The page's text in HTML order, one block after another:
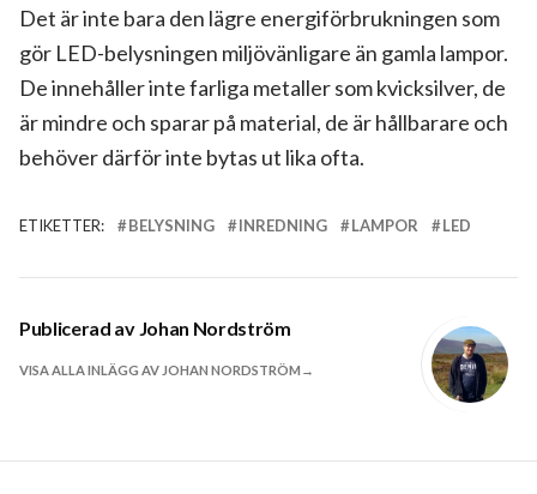
Det är inte bara den lägre energiförbrukningen som
gör LED-belysningen miljövänligare än gamla lampor.
De innehåller inte farliga metaller som kvicksilver, de
är mindre och sparar på material, de är hållbarare och
behöver därför inte bytas ut lika ofta.
ETIKETTER: BELYSNING INREDNING LAMPOR LED
Publicerad av Johan Nordström
VISA ALLA INLÄGG AV JOHAN NORDSTRÖM